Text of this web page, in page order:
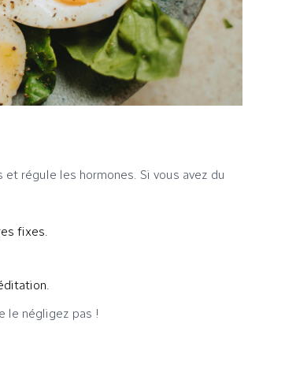
régule les hormones. Si vous avez du
fixes.
le négligez pas !